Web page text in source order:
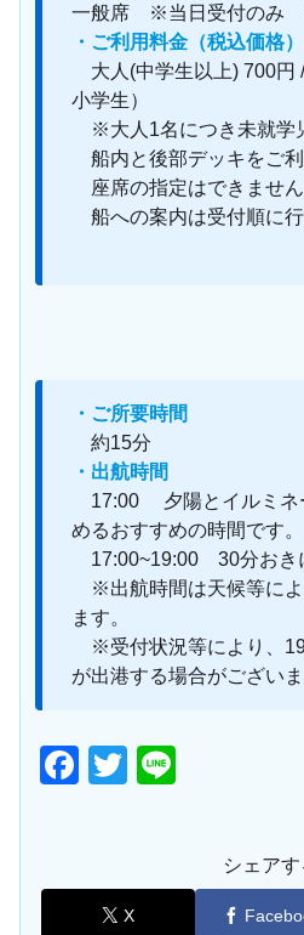
一般席 ※当日受付のみ
・ご利用料金（税込価格）
大人(中学生以上) 700円
小学生）
※大人1名につき未就学
船内と後部デッキをご利
座席の指定はできません
船への案内は受付順に行
・ご所要時間
約15分
・出航時間
17:00 夕陽とイルミネ
めるおすすめの時間です。
17:00~19:00 30分おき
※出航時間は天候等によ
ます。
※受付状況等により、
が出港する場合がございま
F
e
T
er
シェアす
X